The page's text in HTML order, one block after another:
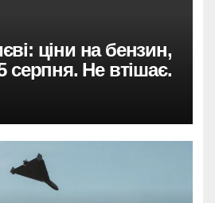
ціни на бензин,
серпня. Не втішає.